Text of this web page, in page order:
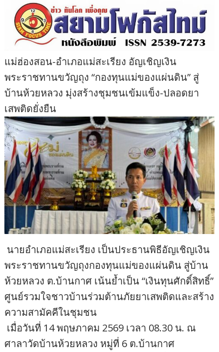
แม่ฮ่องสอน-อำเภอแม่สะเรียง อัญเชิญเงิน
พระราชทานขวัญถุง “กองทุนแม่ของแผ่นดิน” สู่
บ้านห้วยหลวง มุ่งสร้างชุมชนเข้มแข็ง-ปลอดยา
เสพติดยั่งยืน
​ นายอำเภอแม่สะเรียง เป็นประธานพิธีอัญเชิญเงิน
พระราชทานขวัญถุงกองทุนแม่ของแผ่นดิน สู่บ้าน
ห้วยหลวง ต.บ้านกาศ เน้นย้ำเป็น “เงินทุนศักดิ์สิทธิ์”
ศูนย์รวมใจชาวบ้านร่วมต้านภัยยาเสพติดและสร้าง
ความสามัคคีในชุมชน
​ เมื่อวันที่ 14 พฤษภาคม 2569 เวลา 08.30 น. ณ
ศาลาวัดบ้านห้วยหลวง หมู่ที่ 6 ต.บ้านกาศ